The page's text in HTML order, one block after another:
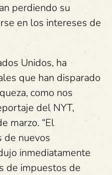
perdiendo su
en los intereses de
Unidos, ha
que han disparado
como nos
del NYT,
marzo. “El
de nuevos
inmediatamente
de impuestos de